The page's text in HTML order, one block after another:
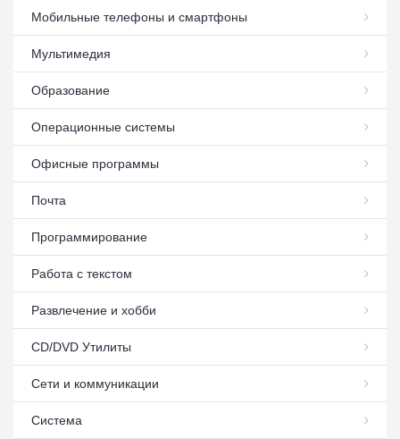
Мобильные телефоны и смартфоны
Мультимедия
Образование
Операционные системы
Офисные программы
Почта
Программирование
Работа с текстом
Развлечение и хобби
СD/DVD Утилиты
Сети и коммуникации
Система